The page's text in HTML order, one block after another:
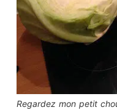
Regardez mon petit